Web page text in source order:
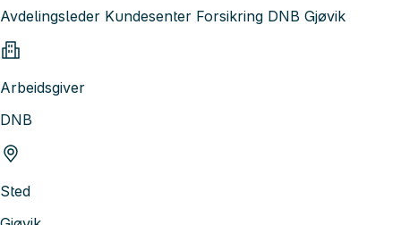
Avdelingsleder Kundesenter Forsikring DNB Gjøvik
Arbeidsgiver
DNB
Sted